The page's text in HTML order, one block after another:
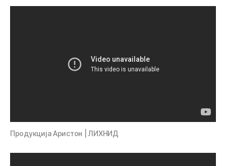
Продукција Аристон | ЛИХНИД